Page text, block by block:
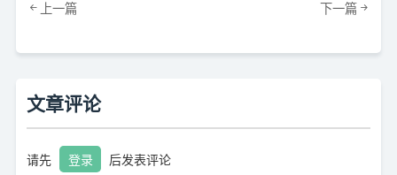
上一篇 下一篇
文章评论
请先 登录 后发表评论